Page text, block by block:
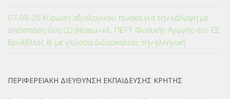
07-08-26 Κύρωση αξιολογικού πίνακα για την κάλυψη με
απόσπαση δύο (2) θέσεων κλ. ΠΕ11 Φυσικής Αγωγής στο ΕΣ
Βρυξέλλες ΙΙΙ, με γλώσσα διδασκαλίας την ελληνική
ΠΕΡΙΦΕΡΕΙΑΚΗ ΔΙΕΥΘΥΝΣΗ ΕΚΠΑΙΔΕΥΣΗΣ ΚΡΗΤΗΣ